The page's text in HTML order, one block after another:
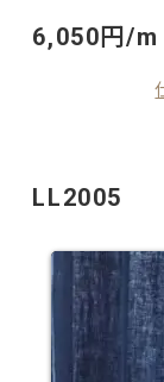
6,050円/m
LL2005